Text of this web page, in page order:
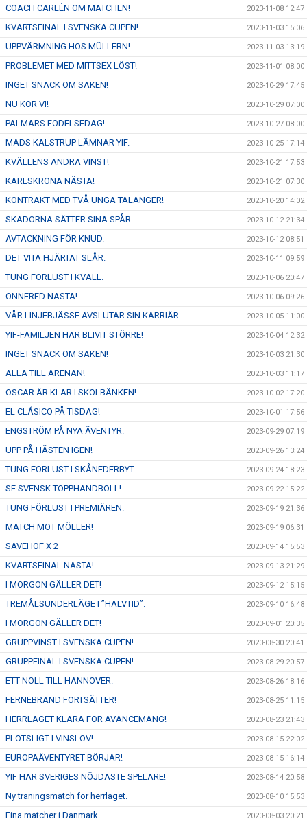
COACH CARLÉN OM MATCHEN! 2023-11-08 12:47
KVARTSFINAL I SVENSKA CUPEN! 2023-11-03 15:06
UPPVÄRMNING HOS MÜLLERN! 2023-11-03 13:19
PROBLEMET MED MITTSEX LÖST! 2023-11-01 08:00
INGET SNACK OM SAKEN! 2023-10-29 17:45
NU KÖR VI! 2023-10-29 07:00
PALMARS FÖDELSEDAG! 2023-10-27 08:00
MADS KALSTRUP LÄMNAR YIF. 2023-10-25 17:14
KVÄLLENS ANDRA VINST! 2023-10-21 17:53
KARLSKRONA NÄSTA! 2023-10-21 07:30
KONTRAKT MED TVÅ UNGA TALANGER! 2023-10-20 14:02
SKADORNA SÄTTER SINA SPÅR. 2023-10-12 21:34
AVTACKNING FÖR KNUD. 2023-10-12 08:51
DET VITA HJÄRTAT SLÅR. 2023-10-11 09:59
TUNG FÖRLUST I KVÄLL. 2023-10-06 20:47
ÖNNERED NÄSTA! 2023-10-06 09:26
VÅR LINJEBJÄSSE AVSLUTAR SIN KARRIÄR. 2023-10-05 11:00
YIF-FAMILJEN HAR BLIVIT STÖRRE! 2023-10-04 12:32
INGET SNACK OM SAKEN! 2023-10-03 21:30
ALLA TILL ARENAN! 2023-10-03 11:17
OSCAR ÄR KLAR I SKOLBÄNKEN! 2023-10-02 17:20
EL CLÁSICO PÅ TISDAG! 2023-10-01 17:56
ENGSTRÖM PÅ NYA ÄVENTYR. 2023-09-29 07:19
UPP PÅ HÄSTEN IGEN! 2023-09-26 13:24
TUNG FÖRLUST I SKÅNEDERBYT. 2023-09-24 18:23
SE SVENSK TOPPHANDBOLL! 2023-09-22 15:22
TUNG FÖRLUST I PREMIÄREN. 2023-09-19 21:36
MATCH MOT MÖLLER! 2023-09-19 06:31
SÄVEHOF X 2 2023-09-14 15:53
KVARTSFINAL NÄSTA! 2023-09-13 21:29
I MORGON GÄLLER DET! 2023-09-12 15:15
TREMÅLSUNDERLÄGE I ”HALVTID”. 2023-09-10 16:48
I MORGON GÄLLER DET! 2023-09-01 20:35
GRUPPVINST I SVENSKA CUPEN! 2023-08-30 20:41
GRUPPFINAL I SVENSKA CUPEN! 2023-08-29 20:57
ETT NOLL TILL HANNOVER. 2023-08-26 18:16
FERNEBRAND FORTSÄTTER! 2023-08-25 11:15
HERRLAGET KLARA FÖR AVANCEMANG! 2023-08-23 21:43
PLÖTSLIGT I VINSLÖV! 2023-08-15 22:02
EUROPAÄVENTYRET BÖRJAR! 2023-08-15 16:14
YIF HAR SVERIGES NÖJDASTE SPELARE! 2023-08-14 20:58
Ny träningsmatch för herrlaget. 2023-08-10 15:53
Fina matcher i Danmark 2023-08-03 20:21